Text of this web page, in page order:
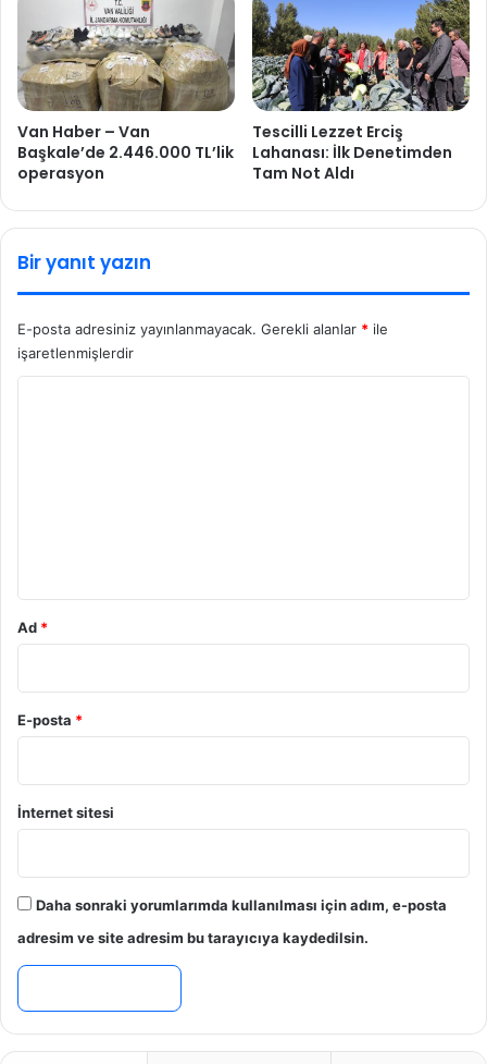
Van Haber – Van
Başkale’de 2.446.000 TL’lik
operasyon
Tescilli Lezzet Erciş
Lahanası: İlk Denetimden
Tam Not Aldı
Bir yanıt yazın
E-posta adresiniz yayınlanmayacak. Gerekli alanlar * ile
işaretlenmişlerdir
Ad *
E-posta *
İnternet sitesi
Daha sonraki yorumlarımda kullanılması için adım, e-posta
adresim ve site adresim bu tarayıcıya kaydedilsin.